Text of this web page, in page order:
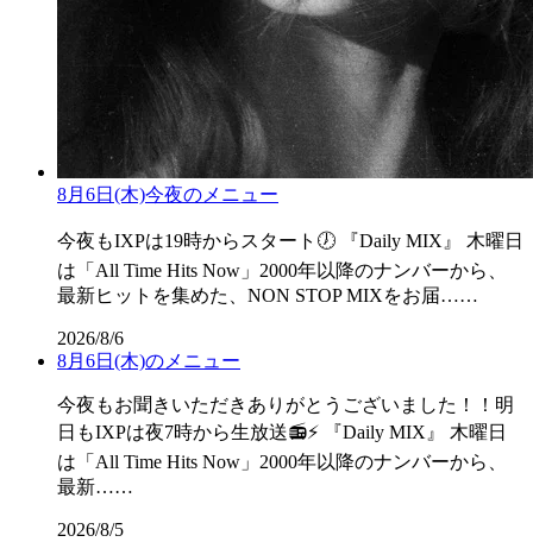
8月6日(木)今夜のメニュー
今夜もIXPは19時からスタート🕖 『Daily MIX』 木曜日
は「All Time Hits Now」2000年以降のナンバーから、
最新ヒットを集めた、NON STOP MIXをお届……
2026/8/6
8月6日(木)のメニュー
今夜もお聞きいただきありがとうございました！！明
日もIXPは夜7時から生放送📻⚡ 『Daily MIX』 木曜日
は「All Time Hits Now」2000年以降のナンバーから、
最新……
2026/8/5